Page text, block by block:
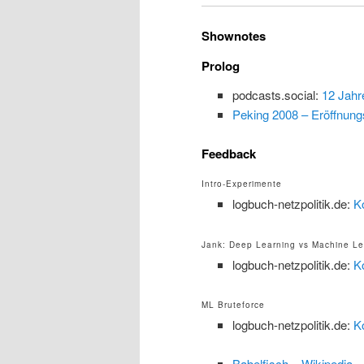
Shownotes
Prolog
podcasts.social: 12
Peking 2008 –
Feedback
Intro-Experimente
logbuch-netzpolitik.de:
Jank: Deep Learning vs Machine
logbuch-netzpolitik.de:
ML Bruteforce
logbuch-netzpolitik.de: